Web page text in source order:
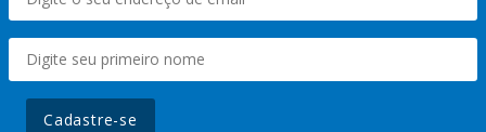
Cadastre-se